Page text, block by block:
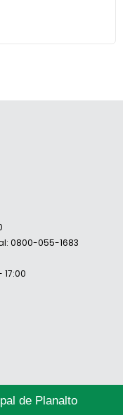
0800-055-1683
17:00
de Planalto